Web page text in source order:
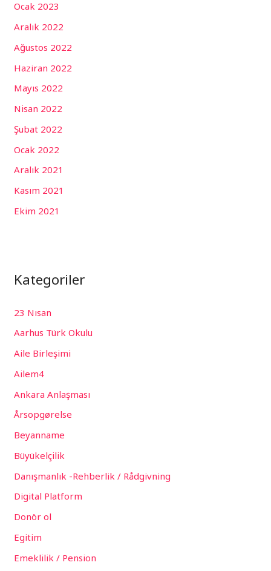
Ocak 2023
Aralık 2022
Ağustos 2022
Haziran 2022
Mayıs 2022
Nisan 2022
Şubat 2022
Ocak 2022
Aralık 2021
Kasım 2021
Ekim 2021
Kategoriler
23 Nısan
Aarhus Türk Okulu
Aile Birleşimi
Ailem4
Ankara Anlaşması
Årsopgørelse
Beyanname
Büyükelçilik
Danışmanlık -Rehberlik / Rådgivning
Digital Platform
Donör ol
Egitim
Emeklilik / Pension